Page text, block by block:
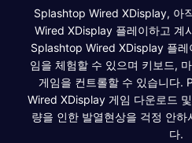
Splashtop Wired XDisplay, 아
Wired XDisplay 플레이하고 계
Splashtop Wired XDisplay 플레
임을 체험할 수 있으며 키보드,
게임을 컨트롤할 수 있습니다.
Wired XDisplay 게임 다운로드
량을 인한 발열현상을 걱정 안
다.